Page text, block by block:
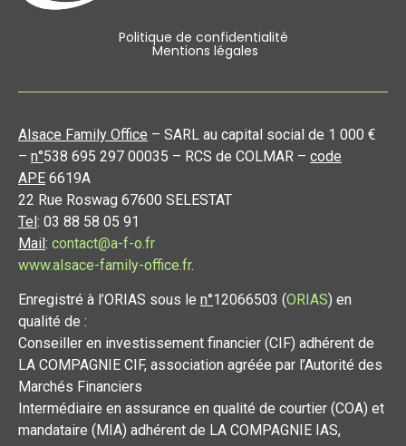
Politique de confidentialité
Mentions légales
Alsace Family Office – SARL au capital social de 1 000 €
– n°538 695 297 00035 – RCS de COLMAR – code
APE 6619A
22 Rue Roswag 67600 SELESTAT
Tel: 03 88 58 05 91
Mail: contact@a-f-o.fr
www.alsace-family-office.fr.
Enregistré à l’ORIAS sous le n°12066503 (ORIAS) en
qualité de :
Conseiller en investissement financier (CIF) adhérent de
LA COMPAGNIE CIF, association agréée par l’Autorité des
Marchés Financiers
Intermédiaire en assurance en qualité de courtier (COA) et
mandataire (MIA) adhérent de LA COMPAGNIE IAS,